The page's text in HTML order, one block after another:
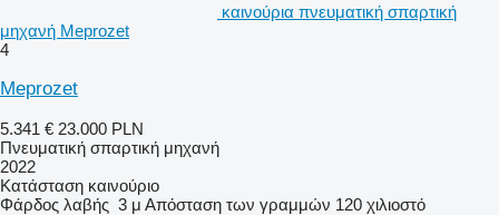
καινούρια πνευματική σπαρτική
μηχανή Meprozet
4
Meprozet
5.341 € 23.000 PLN
Πνευματική σπαρτική μηχανή
2022
Κατάσταση καινούριο
Φάρδος λαβής 3 μ Απόσταση των γραμμών 120 χιλιοστό